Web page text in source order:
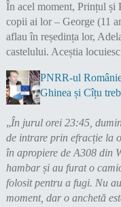
În acel moment, Prințul și
copii ai lor – George (11
aflau în reședința lor,
castelului. Aceștia
PNRR-ul
Ghinea și Cîțu
„În jurul orei 23:45,
de intrare prin efracție la
în apropiere de A308 din
hambar și au furat o
folosit pentru a fugi. Nu
moment, dar o anchetă